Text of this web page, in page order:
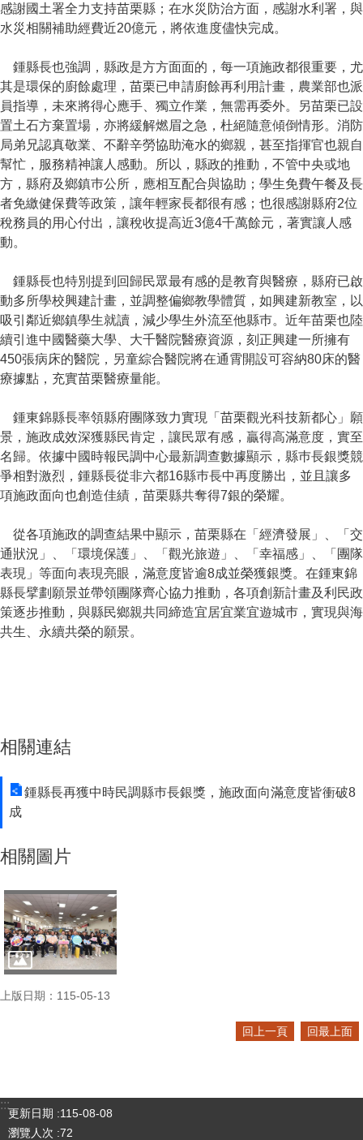
感謝國土署全力支持苗栗縣；在水災防治方面，感謝水利署，與
水災相關補助經費近20億元，將依進度儘快完成。
鍾縣長也強調，縣政是方方面面的，每一項施政都很重要，尤
其是環保的廚餘處理，苗栗已申請廚餘再利用計畫，農業部也派
員指導，未來將得心應手、獨立作業，無需再委外。另苗栗已設
置土石方棄置場，亦將緩解燃眉之急，杜絕隨意傾倒情形。消防
局弟兄認真敬業、不辭辛勞協助淹水的鄉親，甚至指揮官也親自
幫忙，服務精神讓人感動。所以，縣政的推動，不管中央或地
方，縣府及鄉鎮巿公所，應相互配合與協助；學生免費午餐及長
者免繳健保費等政策，讓年輕家長都很有感；也很感謝縣府2位
稅務員的用心付出，讓稅收提高近3億4千萬餘元，著實讓人感
動。
鍾縣長也特別提到回歸民眾最有感的是教育與醫療，縣府已啟
動多所學校興建計畫，並調整偏鄉教學體質，如興建新教室，以
吸引鄰近鄉鎮學生就讀，減少學生外流至他縣巿。近年苗栗也陸
續引進中國醫藥大學、大千醫院醫療資源，刻正興建一所擁有
450張病床的醫院，另童綜合醫院將在通霄開設可容納80床的醫
療據點，充實苗栗醫療量能。
鍾東錦縣長率領縣府團隊致力實現「苗栗觀光科技新都心」願
景，施政成效深獲縣民肯定，讓民眾有感，贏得高滿意度，實至
名歸。依據中國時報民調中心最新調查數據顯示，縣巿長銀獎競
爭相對激烈，鍾縣長從非六都16縣巿長中再度勝出，並且讓多
項施政面向也創造佳績，苗栗縣共奪得7銀的榮耀。
從各項施政的調查結果中顯示，苗栗縣在「經濟發展」、「交
通狀況」、「環境保護」、「觀光旅遊」、「幸福感」、「團隊
表現」等面向表現亮眼，滿意度皆逾8成並榮獲銀獎。在鍾東錦
縣長擘劃願景並帶領團隊齊心協力推動，各項創新計畫及利民政
策逐步推動，與縣民鄉親共同締造宜居宜業宜遊城巿，實現與海
共生、永續共榮的願景。
相關連結
鍾縣長再獲中時民調縣巿長銀獎，施政面向滿意度皆衝破8
成
相關圖片
上版日期：115-05-13
回上一頁 回最上面
:::
更新日期
115-08-08
瀏覽人次 72